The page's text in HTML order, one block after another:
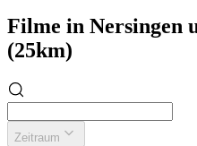
Filme in Nersingen
(25km)
Zeitraum